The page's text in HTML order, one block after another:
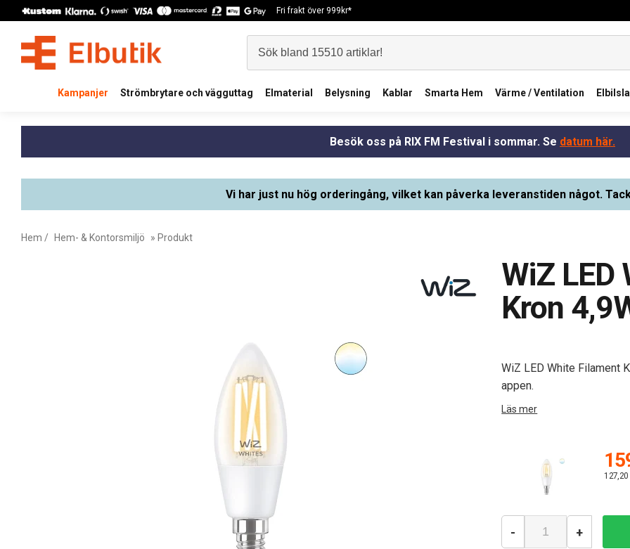
Fri frakt över 999kr*
Kampanjer Strömbrytare och vägguttag Elmaterial Belysning Kablar Smarta Hem Värme / Ventilation
Besök oss på RIX FM Festival i sommar. Se datum här.
Vi har just nu hög orderingång, vilket kan påverka leveranstiden något.
Hem / Hem- & Kontorsmiljö » Produkt
WiZ LED
Kron
WiZ LED White Filament
appen.
Läs mer
- +